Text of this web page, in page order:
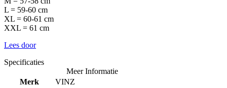
L = 59-60 cm
XL = 60-61 cm
XXL = 61 cm
Lees door
Specificaties
Meer Informatie
Merk
VINZ